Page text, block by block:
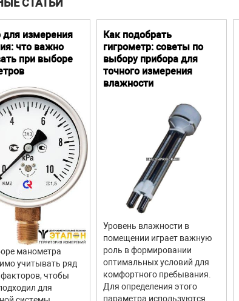
СТАТЬИ
для измерения
что важно
при выборе
манометра
учитывать ряд
чтобы
для
Как подобрать
гигрометр: советы по
выбору прибора для
точного измерения
влажности
Уровень влажности в
помещении играет важную
роль в формировании
оптимальных условий для
комфортного пребывания.
Для определения этого
параметра используются